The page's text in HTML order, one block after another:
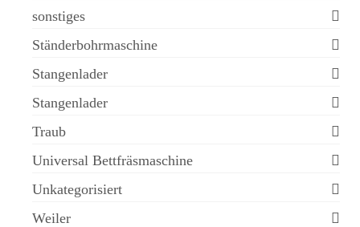
sonstiges
Ständerbohrmaschine
Stangenlader
Stangenlader
Traub
Universal Bettfräsmaschine
Unkategorisiert
Weiler